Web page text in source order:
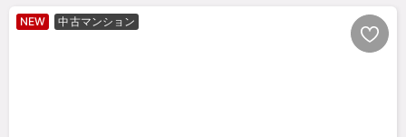
NEW 中古マンション